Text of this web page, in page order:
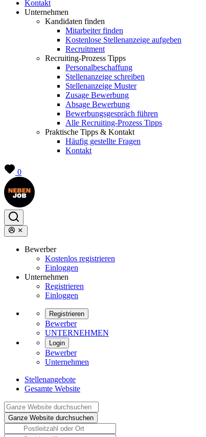
Kontakt
Unternehmen
Kandidaten finden
Mitarbeiter finden
Kostenlose Stellenanzeige aufgeben
Recruitment
Recruiting-Prozess Tipps
Personalbeschaffung
Stellenanzeige schreiben
Stellenanzeige Muster
Zusage Bewerbung
Absage Bewerbung
Bewerbungsgespräch führen
Alle Recruiting-Prozess Tipps
Praktische Tipps & Kontakt
Häufig gestellte Fragen
Kontakt
0
Bewerber
Kostenlos registrieren
Einloggen
Unternehmen
Registrieren
Einloggen
Registrieren
Bewerber
UNTERNEHMEN
Login
Bewerber
Unternehmen
Stellenangebote
Gesamte Website